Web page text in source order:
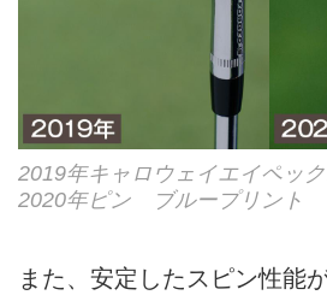
2019年キャロウェイエイペック
2020年ピン ブループリント
また、安定したスピン性能